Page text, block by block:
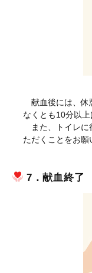
献血後には、休
なくとも10分以上
また、トイレ
ただくことをお願
7．献血終了